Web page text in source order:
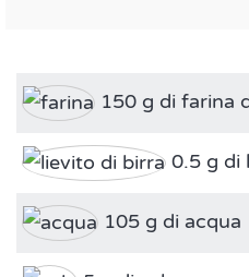
150 g di farina
0.5 g di
105 g di acqua